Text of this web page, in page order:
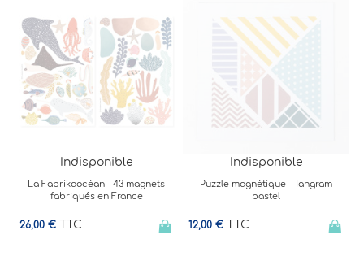
Indisponible
La Fabrikaocéan - 43 magnets
fabriqués en France
26,00 €TTC
Indisponible
Puzzle magnétique - Tangram
pastel
12,00 € TTC